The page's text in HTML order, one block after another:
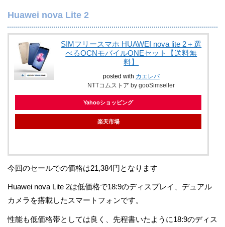
Huawei nova Lite 2
SIMフリースマホ HUAWEI nova lite 2＋選
べるOCNモバイルONEセット【送料無
料】
posted with カエレバ
NTTコムストア by gooSimseller
Yahooショッピング
楽天市場
今回のセールでの価格は21,384円となります
Huawei nova Lite 2は低価格で18:9のディスプレイ、デュアル
カメラを搭載したスマートフォンです。
性能も低価格帯としては良く、先程書いたように18:9のディス